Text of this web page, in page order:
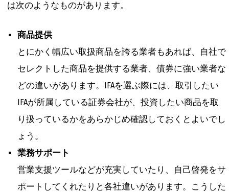
は次のようなものがあります。
商品提供
とにかく幅広い取扱商品を誇る業者もあれば、自社で
セレクトした商品を提供する業者、債券に強い業者な
どの違いがあります。IFAを選ぶ際には、取引したい
IFAが所属している証券会社が、投資したい商品を取
り扱っているかをあらかじめ確認しておくとよいでし
ょう。
業務サポート
営業支援ツールなどが充実していたり、自己啓発をサ
ポートしてくれたりと各社違いがあります。こうした